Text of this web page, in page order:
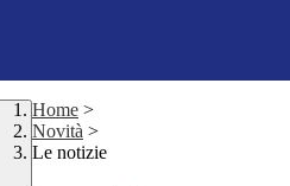
Home >
Novità >
Le notizie